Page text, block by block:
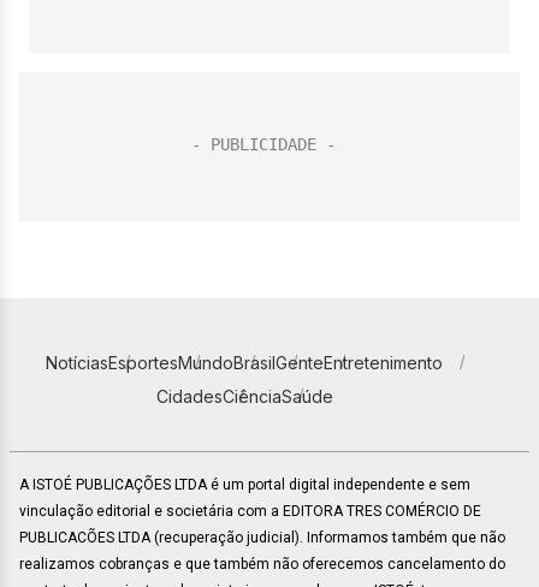
NotíciasEsportesMundoBrasilGenteEntretenimento
CidadesCiênciaSaúde
A ISTOÉ PUBLICAÇÕES LTDA é um portal digital independente e sem
vinculação editorial e societária com a EDITORA TRES COMÉRCIO DE
PUBLICACÕES LTDA (recuperação judicial). Informamos também que não
realizamos cobranças e que também não oferecemos cancelamento do